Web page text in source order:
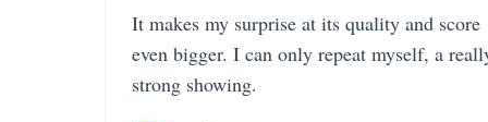
It makes my surprise at its quality and score
even bigger. I can only repeat myself, a
strong showing.